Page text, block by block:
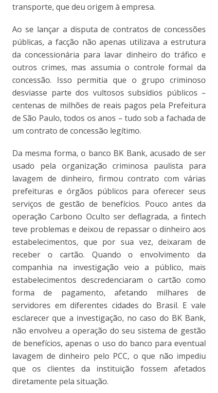
transporte, que deu origem à empresa.
Ao se lançar a disputa de contratos de concessões
públicas, a facção não apenas utilizava a estrutura
da concessionária para lavar dinheiro do tráfico e
outros crimes, mas assumia o controle formal da
concessão. Isso permitia que o grupo criminoso
desviasse parte dos vultosos subsídios públicos –
centenas de milhões de reais pagos pela Prefeitura
de São Paulo, todos os anos – tudo sob a fachada de
um contrato de concessão legítimo.
Da mesma forma, o banco BK Bank, acusado de ser
usado pela organização criminosa paulista para
lavagem de dinheiro, firmou contrato com várias
prefeituras e órgãos públicos para oferecer seus
serviços de gestão de benefícios. Pouco antes da
operação Carbono Oculto ser deflagrada, a fintech
teve problemas e deixou de repassar o dinheiro aos
estabelecimentos, que por sua vez, deixaram de
receber o cartão. Quando o envolvimento da
companhia na investigação veio a público, mais
estabelecimentos descredenciaram o cartão como
forma de pagamento, afetando milhares de
servidores em diferentes cidades do Brasil. E vale
esclarecer que a investigação, no caso do BK Bank,
não envolveu a operação do seu sistema de gestão
de benefícios, apenas o uso do banco para eventual
lavagem de dinheiro pelo PCC, o que não impediu
que os clientes da instituição fossem afetados
diretamente pela situação.